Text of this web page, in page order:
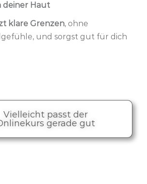
deiner Haut
klare Grenzen, ohne
und sorgst gut für dich
Vielleicht passt der
gerade gut